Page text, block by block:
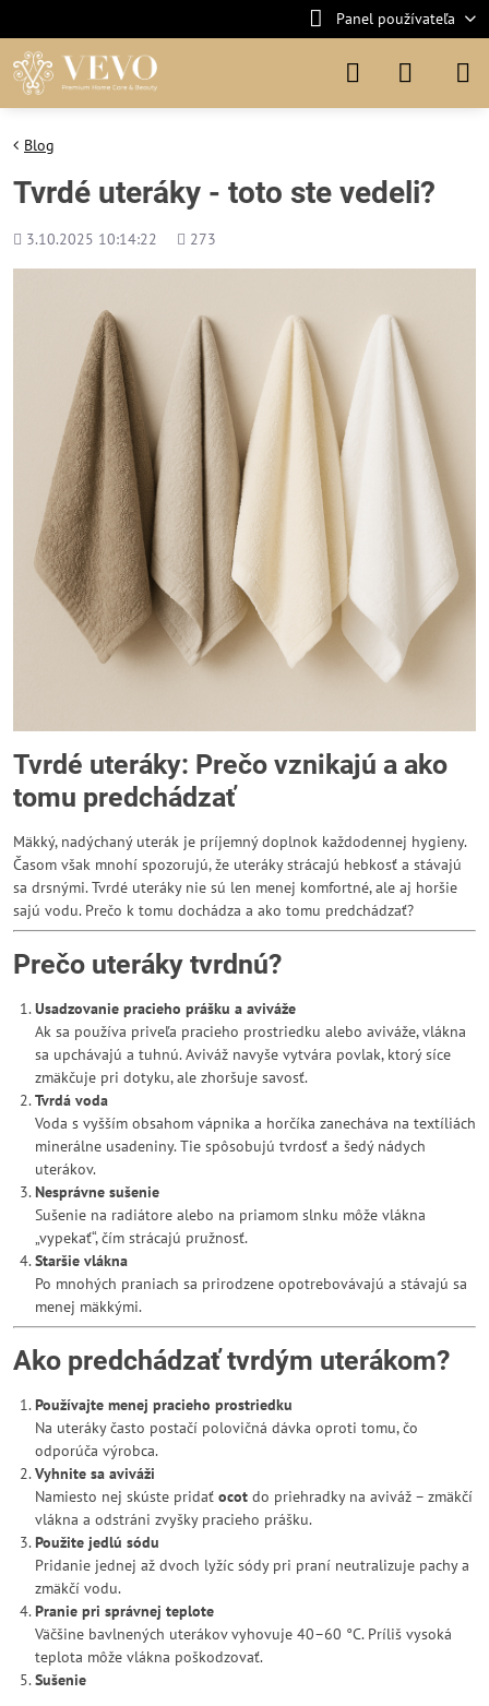
Panel používateľa
Blog
Tvrdé uteráky - toto ste vedeli?
Pridané
3.10.2025 10:14:22
Počet
273
Tvrdé uteráky: Prečo vznikajú a ako
tomu predchádzať
Mäkký, nadýchaný uterák je príjemný doplnok každodennej hygieny.
Časom však mnohí spozorujú, že uteráky strácajú hebkosť a stávajú
sa drsnými. Tvrdé uteráky nie sú len menej komfortné, ale aj horšie
sajú vodu. Prečo k tomu dochádza a ako tomu predchádzať?
Prečo uteráky tvrdnú?
Usadzovanie pracieho prášku a aviváže
Ak sa používa priveľa pracieho prostriedku alebo aviváže, vlákna
sa upchávajú a tuhnú. Aviváž navyše vytvára povlak, ktorý síce
zmäkčuje pri dotyku, ale zhoršuje savosť.
Tvrdá voda
Voda s vyšším obsahom vápnika a horčíka zanecháva na textíliách
minerálne usadeniny. Tie spôsobujú tvrdosť a šedý nádych
uterákov.
Nesprávne sušenie
Sušenie na radiátore alebo na priamom slnku môže vlákna
„vypekať“, čím strácajú pružnosť.
Staršie vlákna
Po mnohých praniach sa prirodzene opotrebovávajú a stávajú sa
menej mäkkými.
Ako predchádzať tvrdým uterákom?
Používajte menej pracieho prostriedku
Na uteráky často postačí polovičná dávka oproti tomu, čo
odporúča výrobca.
Vyhnite sa aviváži
Namiesto nej skúste pridať ocot do priehradky na aviváž – zmäkčí
vlákna a odstráni zvyšky pracieho prášku.
Použite jedlú sódu
Pridanie jednej až dvoch lyžíc sódy pri praní neutralizuje pachy a
zmäkčí vodu.
Pranie pri správnej teplote
Väčšine bavlnených uterákov vyhovuje 40–60 °C. Príliš vysoká
teplota môže vlákna poškodzovať.
Sušenie